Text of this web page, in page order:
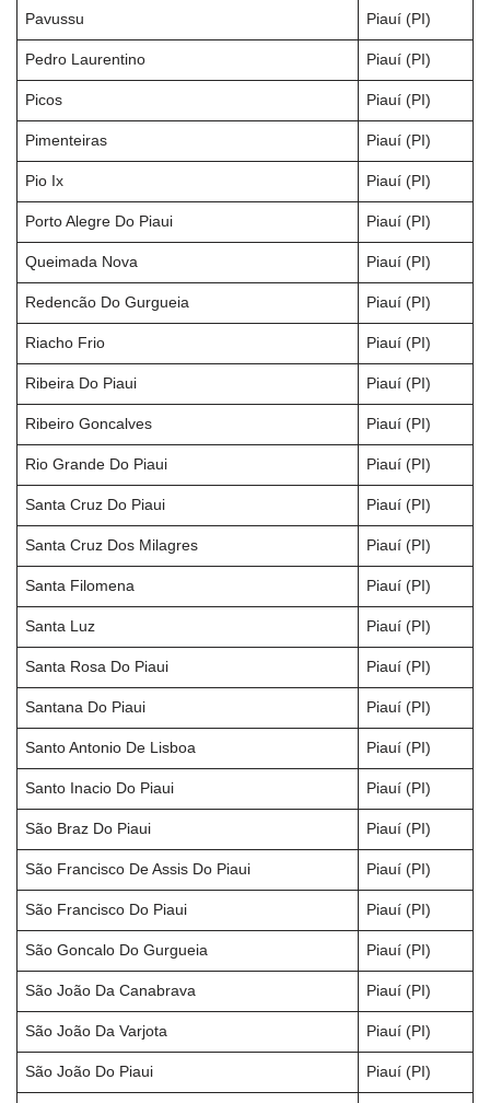
Pavussu Piauí (PI)
Pedro Laurentino Piauí (PI)
Picos Piauí (PI)
Pimenteiras Piauí (PI)
Pio Ix Piauí (PI)
Porto Alegre Do Piaui Piauí (PI)
Queimada Nova Piauí (PI)
Redencão Do Gurgueia Piauí (PI)
Riacho Frio Piauí (PI)
Ribeira Do Piaui Piauí (PI)
Ribeiro Goncalves Piauí (PI)
Rio Grande Do Piaui Piauí (PI)
Santa Cruz Do Piaui Piauí (PI)
Santa Cruz Dos Milagres Piauí (PI)
Santa Filomena Piauí (PI)
Santa Luz Piauí (PI)
Santa Rosa Do Piaui Piauí (PI)
Santana Do Piaui Piauí (PI)
Santo Antonio De Lisboa Piauí (PI)
Santo Inacio Do Piaui Piauí (PI)
São Braz Do Piaui Piauí (PI)
São Francisco De Assis Do Piaui Piauí (PI)
São Francisco Do Piaui Piauí (PI)
São Goncalo Do Gurgueia Piauí (PI)
São João Da Canabrava Piauí (PI)
São João Da Varjota Piauí (PI)
São João Do Piaui Piauí (PI)